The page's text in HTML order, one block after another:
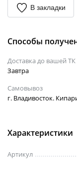
В закладки
Способы
Доставка до вашей ТК
Завтра
Самовывоз
г. Владивосток.
Характеристики
Артикул